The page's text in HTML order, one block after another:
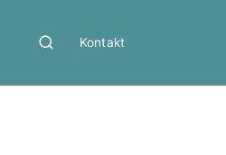
Kontakt